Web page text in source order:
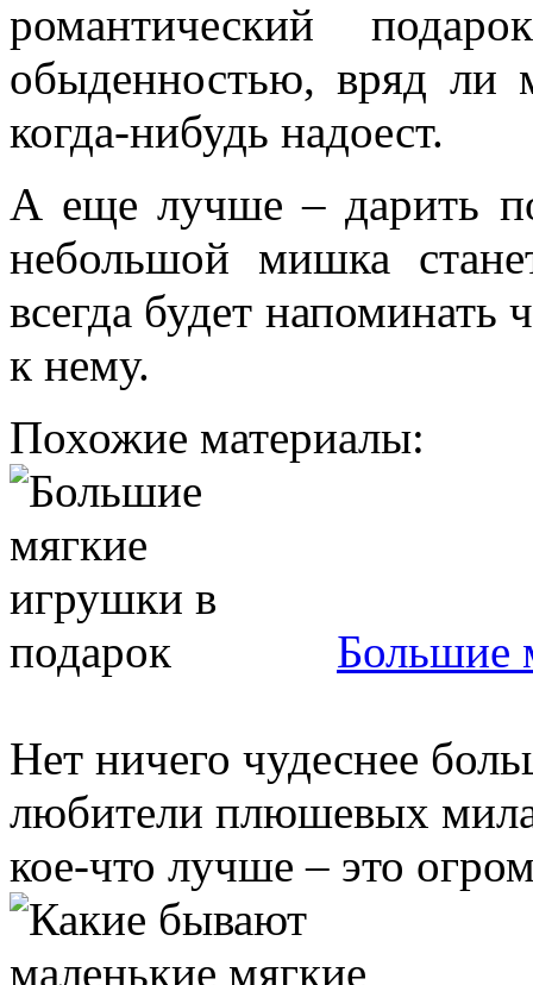
романтический
обыденностью, вряд ли
когда-нибудь надоест.
А еще лучше – дарить
небольшой мишка
всегда будет напоминать
к нему.
Похожие материалы:
Большие
Нет ничего чудеснее
любители плюшевых
кое-что лучше – это